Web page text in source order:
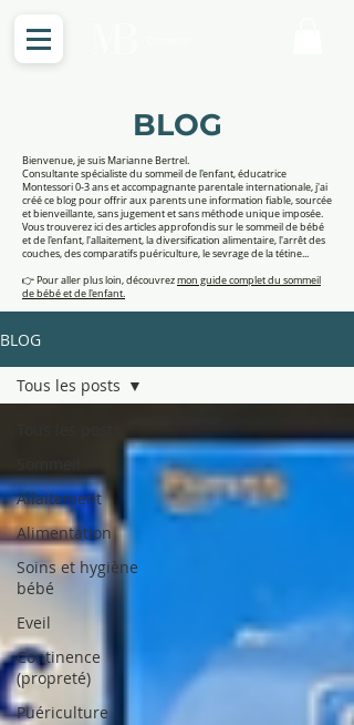
BLOG
Bienvenue, je suis Marianne Bertrel.
Consultante spécialiste du sommeil de l'enfant, éducatrice
Montessori 0-3 ans et accompagnante parentale internationale, j'ai
créé ce blog pour offrir aux parents une information fiable, sourcée
et bienveillante, sans jugement et sans méthode unique imposée.
Vous trouverez ici des articles approfondis sur le sommeil de bébé
et de l'enfant, l'allaitement, la diversification alimentaire, l'arrêt des
couches, des comparatifs puériculture, le sevrage de la tétine...
👉 Pour aller plus loin, découvrezmon guide complet du sommeil
de bébé et de l'enfant.
BLOG
Allaitement
Alimentation
Soins et hygiène
bébé
Eveil
Continence
(propreté)
Puériculture
Tous les posts